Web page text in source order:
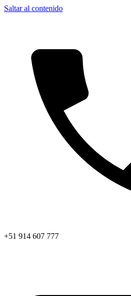
Saltar al contenido
+51 914 607 777